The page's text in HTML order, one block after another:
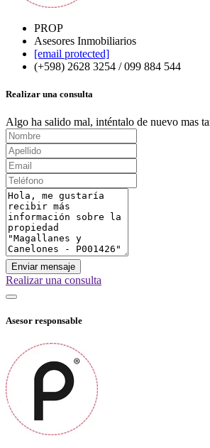
PROP
Asesores Inmobiliarios
[email protected]
(+598) 2628 3254 / 099 884 544
Realizar una consulta
Algo ha salido mal, inténtalo de nuevo mas
Enviar mensaje
Realizar una consulta
Asesor responsable